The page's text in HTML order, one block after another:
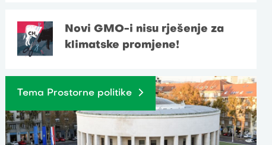
Novi GMO-i nisu rješenje za
klimatske promjene!
Tema Prostorne politike